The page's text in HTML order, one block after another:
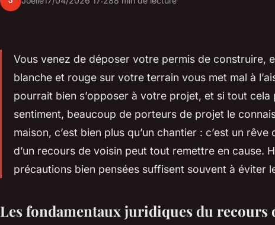
Vous venez de déposer votre permis de construire,
blanche et rouge sur votre terrain vous met mal à
pourrait bien s’opposer à votre projet, et si tout
sentiment, beaucoup de porteurs de projet le
maison, c’est bien plus qu’un chantier : c’est un
d’un recours de voisin peut tout remettre en cause.
précautions bien pensées suffisent souvent à éviter
Les fondamentaux juridiques du recours